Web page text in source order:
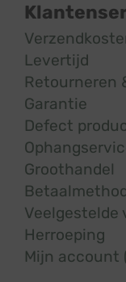
Levertijd
Retourneren
Garantie
Defect
Groothandel
Veelgestelde
Herroeping
Mijn account